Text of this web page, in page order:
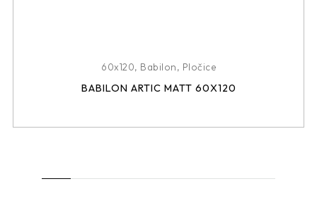
60x120, Babilon, Pločice
BABILON ARTIC MATT 60X120